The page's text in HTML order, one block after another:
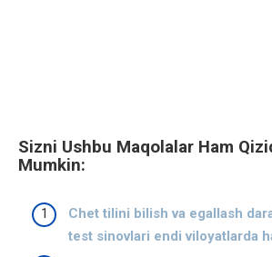
Sizni Ushbu Maqolalar Ham
Mumkin:
Chet tilini bilish va egallash
test sinovlari endi viloyatlarda